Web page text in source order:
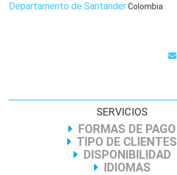
Departamento de SantanderColombia
SERVICIOS
FORMAS DE PAGO
TIPO DE CLIENTES
DISPONIBILIDAD
IDIOMAS